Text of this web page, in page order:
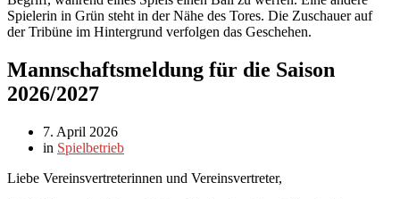
Mannschaftsmeldung für die Saison
2026/2027
7. April 2026
in Spielbetrieb
Liebe Vereinsvertreterinnen und Vereinsvertreter,